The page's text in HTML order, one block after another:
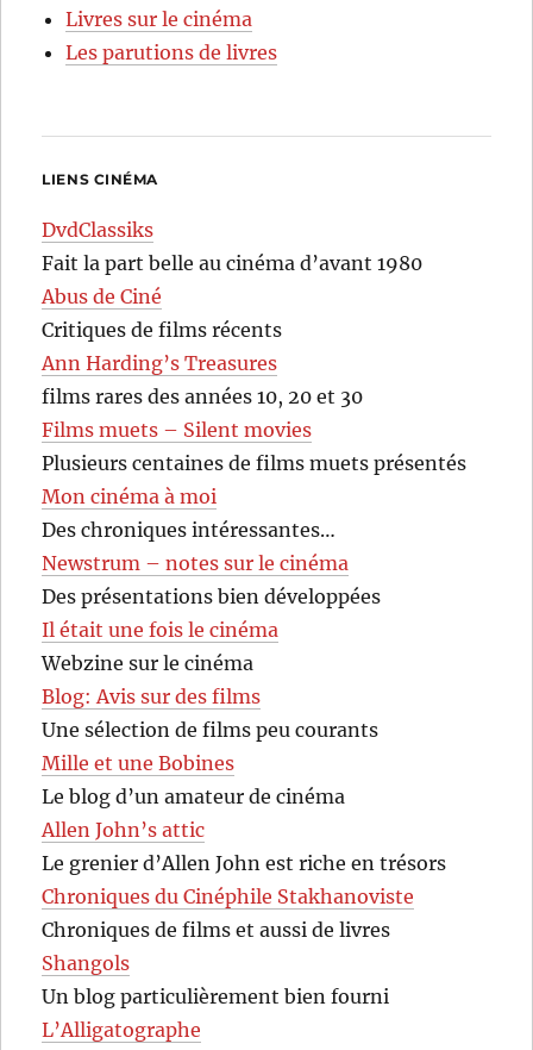
Livres sur le cinéma
Les parutions de livres
LIENS CINÉMA
DvdClassiks
Fait la part belle au cinéma d’avant 1980
Abus de Ciné
Critiques de films récents
Ann Harding’s Treasures
films rares des années 10, 20 et 30
Films muets – Silent movies
Plusieurs centaines de films muets présentés
Mon cinéma à moi
Des chroniques intéressantes…
Newstrum – notes sur le cinéma
Des présentations bien développées
Il était une fois le cinéma
Webzine sur le cinéma
Blog: Avis sur des films
Une sélection de films peu courants
Mille et une Bobines
Le blog d’un amateur de cinéma
Allen John’s attic
Le grenier d’Allen John est riche en trésors
Chroniques du Cinéphile Stakhanoviste
Chroniques de films et aussi de livres
Shangols
Un blog particulièrement bien fourni
L’Alligatographe